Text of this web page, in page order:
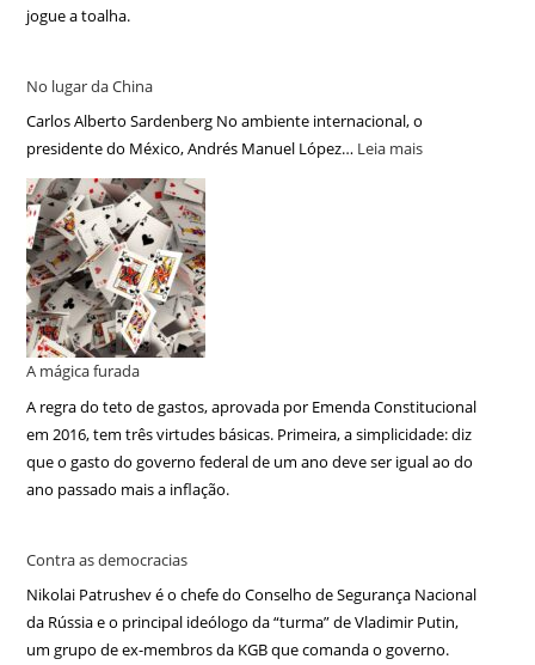
jogue a toalha.
No lugar da China
Carlos Alberto Sardenberg No ambiente internacional, o
presidente do México, Andrés Manuel López… Leia mais
A mágica furada
A regra do teto de gastos, aprovada por Emenda Constitucional
em 2016, tem três virtudes básicas. Primeira, a simplicidade: diz
que o gasto do governo federal de um ano deve ser igual ao do
ano passado mais a inflação.
Contra as democracias
Nikolai Patrushev é o chefe do Conselho de Segurança Nacional
da Rússia e o principal ideólogo da “turma” de Vladimir Putin,
um grupo de ex-membros da KGB que comanda o governo.